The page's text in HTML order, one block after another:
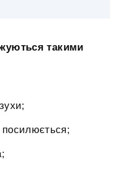
такими
посилюється;